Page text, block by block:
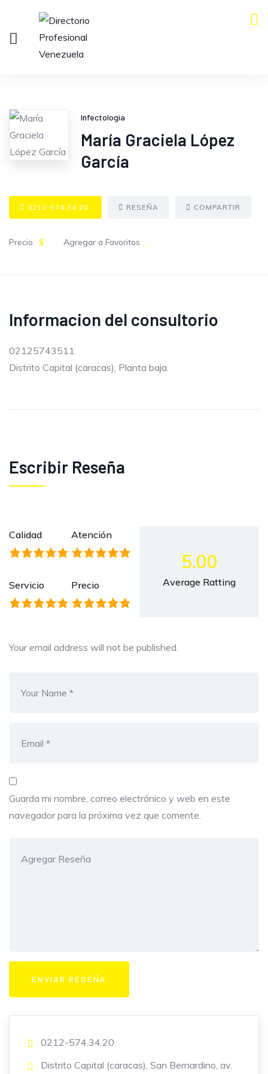
Infectología
María Graciela López
García
0212-574.34.20. RESEÑA COMPARTIR
Precio $ Agregar a Favoritos
Informacion del consultorio
02125743511
Distrito Capital (caracas), Planta baja.
Escribir Reseña
Calidad Atención
Servicio Precio
5.00
Average Ratting
Your email address will not be published.
Guarda mi nombre, correo electrónico y web en este
navegador para la próxima vez que comente.
0212-574.34.20.
Distrito Capital (caracas), San Bernardino, av.